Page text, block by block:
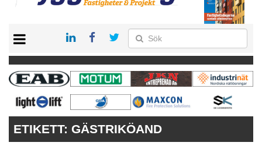
PRENUMERERA
VÅRA ANDRA MAGASIN
ANNONSERA
ETIKETT: GÄSTRIKÖAND